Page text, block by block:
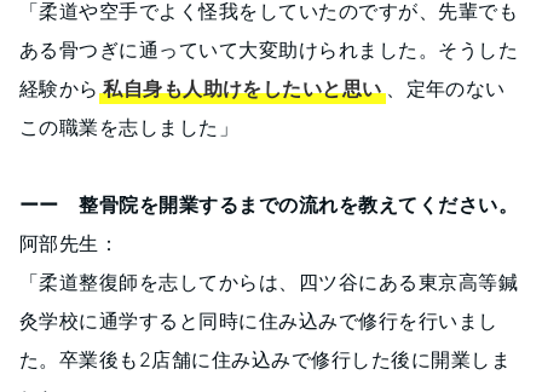
「柔道や空手でよく怪我をしていたのですが、先輩でも
ある骨つぎに通っていて大変助けられました。そうした
経験から 私自身も人助けをしたいと思い
、定年のない
この職業を志しました」
ーー 整骨院を開業するまでの流れを教えてください。
阿部先生：
「柔道整復師を志してからは、四ツ谷にある東京高等鍼
灸学校に通学すると同時に住み込みで修行を行いまし
た。卒業後も2店舗に住み込みで修行した後に開業しま